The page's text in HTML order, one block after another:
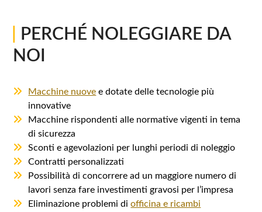
PERCH É NOLEGGIARE DA
NOI
Macchine nuove e dotate delle tecnologie più
innovative
Macchine rispondenti alle normative vigenti in tema
di sicurezza
Sconti e agevolazioni per lunghi periodi di noleggio
Contratti personalizzati
Possibilità di concorrere ad un maggiore numero di
lavori senza fare investimenti gravosi per l’impresa
Eliminazione problemi diofficina e ricambi